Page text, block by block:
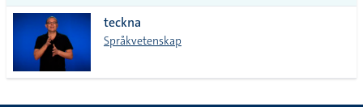
alla i
lista
teckna
Språkvetenskap